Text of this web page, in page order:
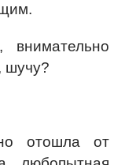
шучу?
отошла от